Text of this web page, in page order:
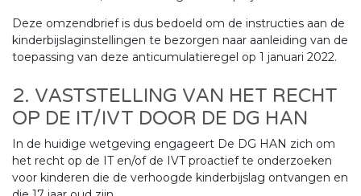
Deze omzendbrief is dus bedoeld om de instructies aan de
kinderbijslaginstellingen te bezorgen naar aanleiding van de
toepassing van deze anticumulatieregel op 1 januari 2022.
2. VASTSTELLING VAN HET RECHT
OP DE IT/IVT DOOR DE DG HAN
In de huidige wetgeving engageert De DG HAN zich om
het recht op de IT en/of de IVT proactief te onderzoeken
voor kinderen die de verhoogde kinderbijslag ontvangen en